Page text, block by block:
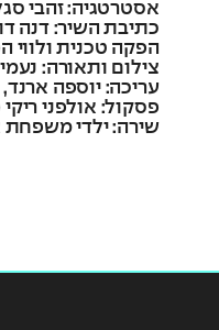
אסטרטגיה: זהבי
כתיבת השיר: דנה
הפקה טכנית ולווי
צילום ותאורה:
עריכה: יוספה ארנד,
פסקול: אולפני ריקי
שירה: ילדי משפחת